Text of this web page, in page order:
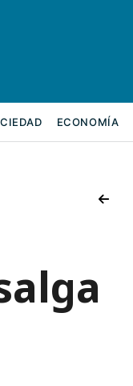
ECONOMÍA